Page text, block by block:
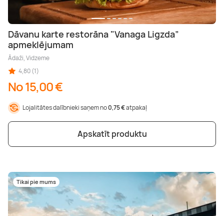
Dāvanu karte restorāna "Vanaga Ligzda”
apmeklējumam
Ādaži, Vidzeme
4,80 (1)
No 15,00 €
Lojalitātes dalībnieki saņem no0,75 €atpakaļ
Apskatīt produktu
Tikai pie mums